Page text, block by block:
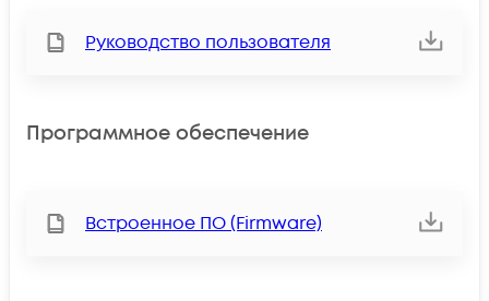
Руководство пользователя
Программное обеспечение
Встроенное ПО (Firmware)